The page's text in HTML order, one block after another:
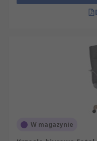
W magazynie